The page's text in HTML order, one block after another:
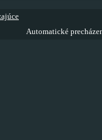
Automatické